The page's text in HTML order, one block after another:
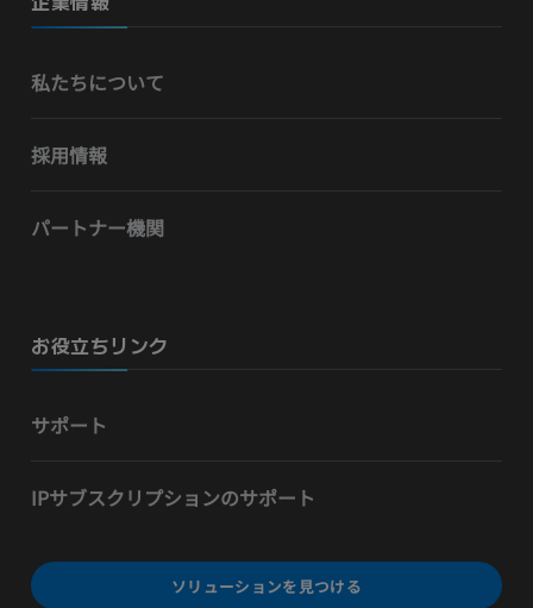
私たちについて
採用情報
パートナー機関
お役立ちリンク
サポート
IPサブスクリプションのサポート
ソリューションを見つける